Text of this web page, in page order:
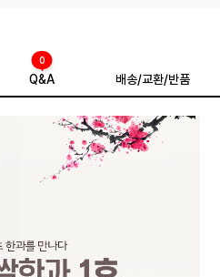
Q&A
0
배송/교환/반품